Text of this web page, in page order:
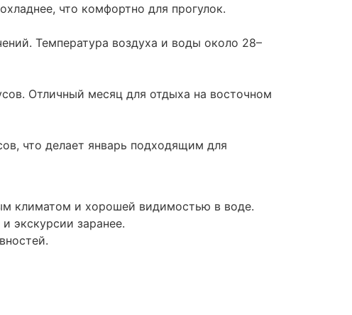
что комфортно для прогулок.
Температура воздуха и воды около 28–
Отличный месяц для отдыха на восточном
что делает январь подходящим для
климатом и хорошей видимостью в воде.
экскурсии заранее.